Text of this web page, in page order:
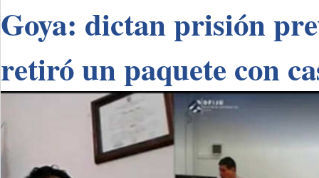
Goya: dictan prisión
retiró un paquete con